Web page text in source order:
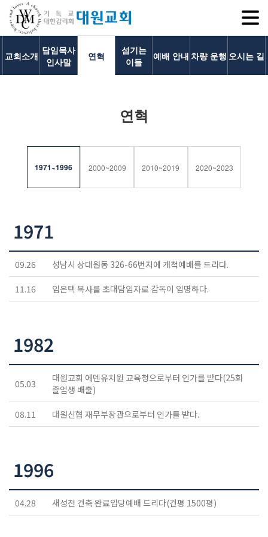
담임목사 인사말
2020~2023
섬기는 이들
담임목사
교역자
사역자
차량 운행
금광동-은행동
상대원3동,하대원
목현동
태전동
동판교,야탑
오시는 길
교회소개 담임목사
인사말
연혁
섬기는
이들
예배 안내 차량 운행 오시는 길
연혁
1971~1996 2000~2009 2010~2019 2020~2023
1971
09.26 성남시 상대원동 326-66번지에 개척예배를 드리다.
11.16 임은택 목사를 초대담임자로 감독이 임명하다.
1982
05.03
대원교회 에덴유치원 교육청으로부터 인가를 받다(25회
졸업생 배출)
08.11 대원신협 재무부장관으로부터 인가를 받다.
1996
04.28 새성전 건축 완료입당예배 드리다(건평 1500평)